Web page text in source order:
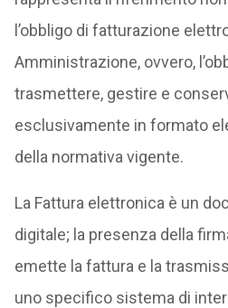
l’obbligo di fatturazione
Amministrazione, ovvero,
trasmettere, gestire e
esclusivamente in formato
della normativa vigente.
La Fattura elettronica è un
digitale; la presenza della
emette la fattura e la
uno specifico sistema di